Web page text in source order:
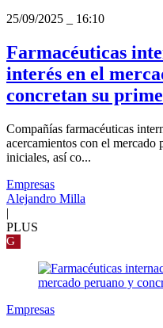
25/09/2025
16:10
Farmacéuticas
interés en el
concretan su
Compañías farmacéuticas
acercamientos con el mercado
iniciales, así co...
Empresas
Alejandro Milla
|
PLUS
G
Empresas